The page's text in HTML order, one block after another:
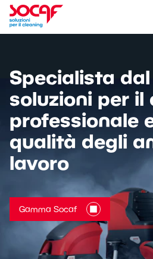
Panoramica
Lavapavimenti
Spazzatrici
Panoramica
Piccole
Uomo a terra
Uomo a bordo
Combinate
Autonome
i-mop
Panoramica
Uomo a terra
Uomo a bordo
Stradali
Panoramica
Ad acqua fredda
Ad acqua calda
Alte prestazioni
Panoramica
Professionali
Panoramica
Specialista dal
soluzioni per il
professionale
qualità degli
lavoro
Gamma Socaf